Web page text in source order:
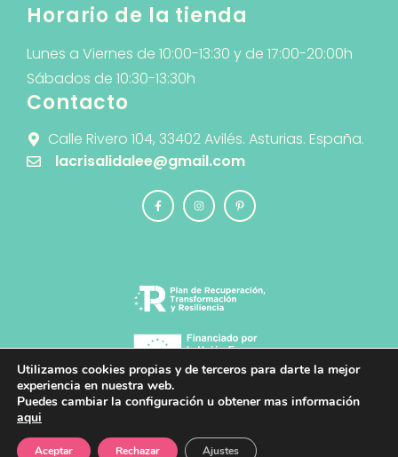
Horario de la tienda
Lunes a Viernes de 10:00-13:30 y de 17:00-20:00h
Sábados de 10:30-13:30h
Contacto
Calle Rivero 104, 33402 Avilés. Asturias. España.
lacrisalidalee@gmail.com
© 2026 La Crisálida · Diseño y Desarrollo
Web
Creativa
Utilizamos cookies propias y de terceros para darte la mejor
experiencia en nuestra web.
Puedes cambiar la configuración u obtener mas información
aqui
Aceptar Rechazar Ajustes